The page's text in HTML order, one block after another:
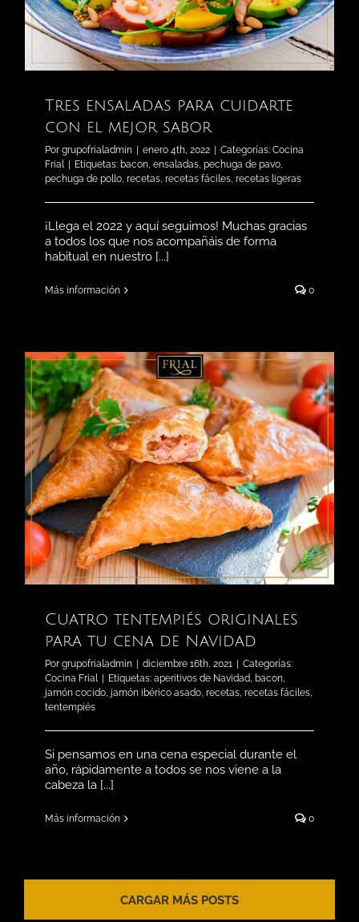
Tres ensaladas para cuidarte
con el mejor sabor
Por grupofrialadmin | enero 4th, 2022 | Categorías: Cocina
Frial
| Etiquetas: bacon ensaladas pechuga de pavo
pechuga de pollo recetas recetas fáciles recetas ligeras
¡Llega el 2022 y aquí seguimos! Muchas gracias
a todos los que nos acompañáis de forma
habitual en nuestro [...]
Más información 0
Cuatro tentempiés originales
para tu cena de Navidad
Por grupofrialadmin | diciembre 16th, 2021 | Categorías:
Cocina Frial
| Etiquetas: aperitivos de Navidad bacon
jamón cocido jamón ibérico asado recetas recetas fáciles
tentempiés
Si pensamos en una cena especial durante el
año, rápidamente a todos se nos viene a la
cabeza la [...]
Más información 0
CARGAR MÁS POSTS